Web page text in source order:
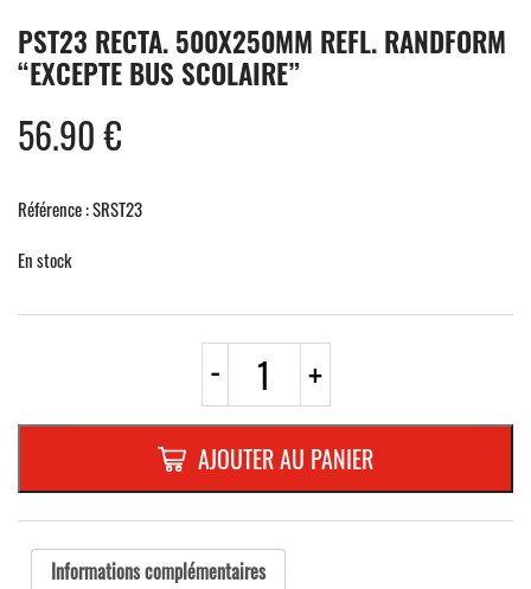
PST23 RECTA. 500X250MM REFL. RANDFORM
“EXCEPTE BUS SCOLAIRE”
56.90€
Référence : SRST23
En stock
- quantité
PST23
RECTA.
500x250mm
REFL.
RANDFORM
"EXCEPTE
BUS
SCOLAIRE"
+
AJOUTER AU PANIER
Informations complémentaires